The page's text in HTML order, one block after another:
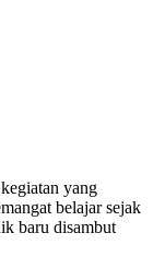
yang
belajar sejak
baru disambut